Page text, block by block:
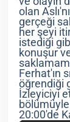
olan
gerçeği
her şeyi
istediği
konuşur
Ferhat'ın
öğrendiği
İzleyiciyi
20:00'de